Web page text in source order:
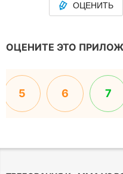
ОЦЕНИТЬ
ОЦЕНИТЕ ЭТО
5 6 7